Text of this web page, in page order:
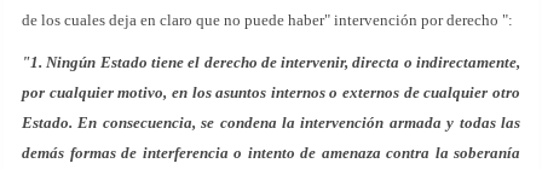
de los cuales deja en claro que no puede haber" intervención por derecho ":
"1. Ningún Estado tiene el derecho de intervenir, directa o indirectamente,
por cualquier motivo, en los asuntos internos o externos de cualquier otro
Estado. En consecuencia, se condena la intervención armada y todas las
demás formas de interferencia o intento de amenaza contra la soberanía